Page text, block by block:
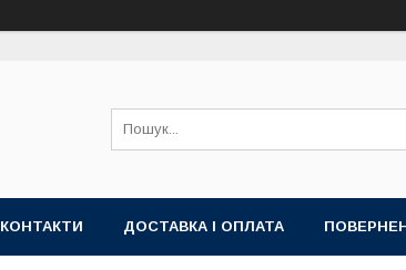
КОНТАКТИ ДОСТАВКА І ОПЛАТА